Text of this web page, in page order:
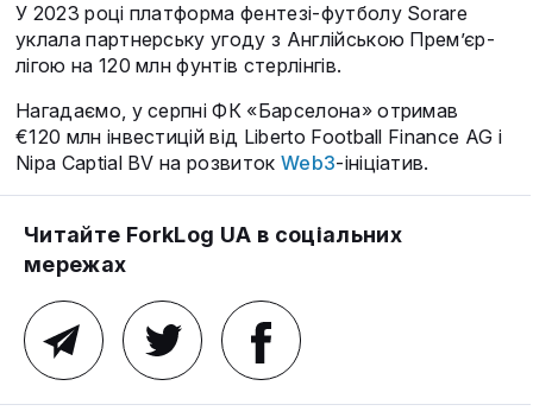
У 2023 році платформа фентезі-футболу Sorare
уклала партнерську угоду з Англійською Прем’єр-
лігою на 120 млн фунтів стерлінгів.
Нагадаємо, у серпні ФК «Барселона» отримав
€120 млн інвестицій від Liberto Football Finance AG і
Nipa Captial BV на розвиток Web3-ініціатив.
Читайте ForkLog UA в соціальних
мережах